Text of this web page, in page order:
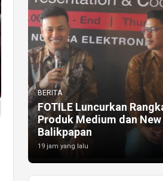
BERITA
FOTILE Luncurkan
Produk Medium dan
Balikpapan
19 jam yang lalu